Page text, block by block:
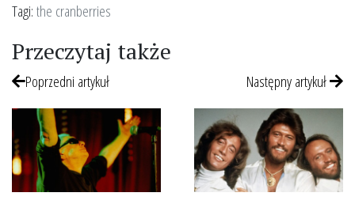
Tagi:the cranberries
Przeczytaj także
Poprzedni artykuł Następny artykuł